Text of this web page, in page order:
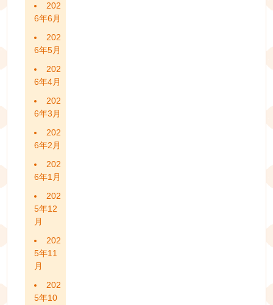
202
6年6月
202
6年5月
202
6年4月
202
6年3月
202
6年2月
202
6年1月
202
5年12
月
202
5年11
月
202
5年10